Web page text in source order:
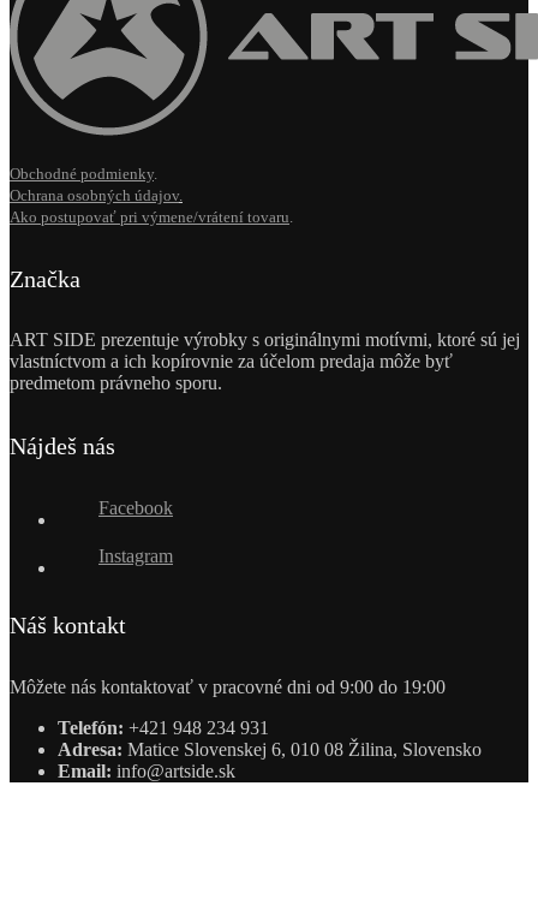
Obchodné podmienky.
Ochrana osobných údajov.
Ako postupovať pri výmene/vrátení tovaru.
Značka
ART SIDE prezentuje výrobky s originálnymi motívmi, ktoré sú jej
vlastníctvom a ich kopírovnie za účelom predaja môže byť
predmetom právneho sporu.
Nájdeš nás
Facebook
Instagram
Náš kontakt
Môžete nás kontaktovať v pracovné dni od 9:00 do 19:00
Telefón: +421 948 234 931
Adresa: Matice Slovenskej 6, 010 08 Žilina, Slovensko
Email: info@artside.sk